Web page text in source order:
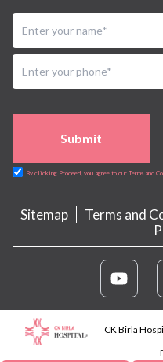
Submit
By clicking Proceed, you agree to our Terms and
Sitemap Terms and
CK Birla